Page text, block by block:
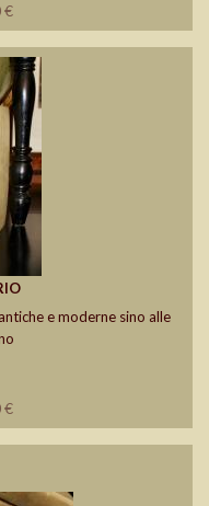
€
e moderne sino alle
€